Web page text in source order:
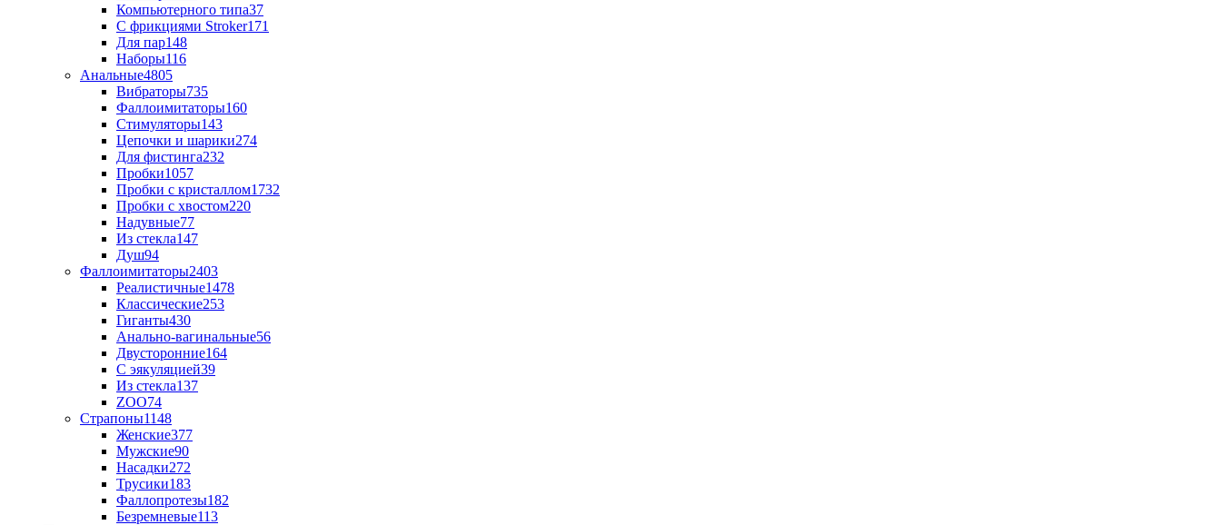
Компьютерного типа37
С фрикциями Stroker171
Для пар148
Наборы116
Анальные4805
Вибраторы735
Фаллоимитаторы160
Стимуляторы143
Цепочки и шарики274
Для фистинга232
Пробки1057
Пробки с кристаллом1732
Пробки с хвостом220
Надувные77
Из стекла147
Душ94
Фаллоимитаторы2403
Реалистичные1478
Классические253
Гиганты430
Анально-вагинальные56
Двусторонние164
С эякуляцией39
Из стекла137
ZOO74
Страпоны1148
Женские377
Мужские90
Насадки272
Трусики183
Фаллопротезы182
Безремневые113